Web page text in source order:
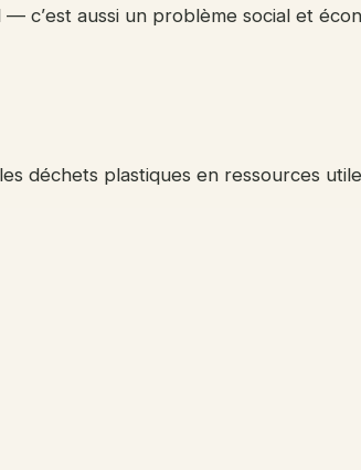
c’est aussi un problème social et
déchets plastiques en ressources